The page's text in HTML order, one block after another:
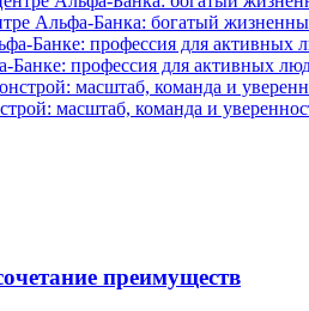
Альфа-Банка: богатый
профессия для активных
масштаб, команда и
преимуществ